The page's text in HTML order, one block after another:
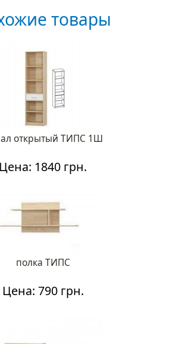
товары
открытый ТИПС 1Ш
Цена: 1840 грн.
полка ТИПС
Цена: 790 грн.